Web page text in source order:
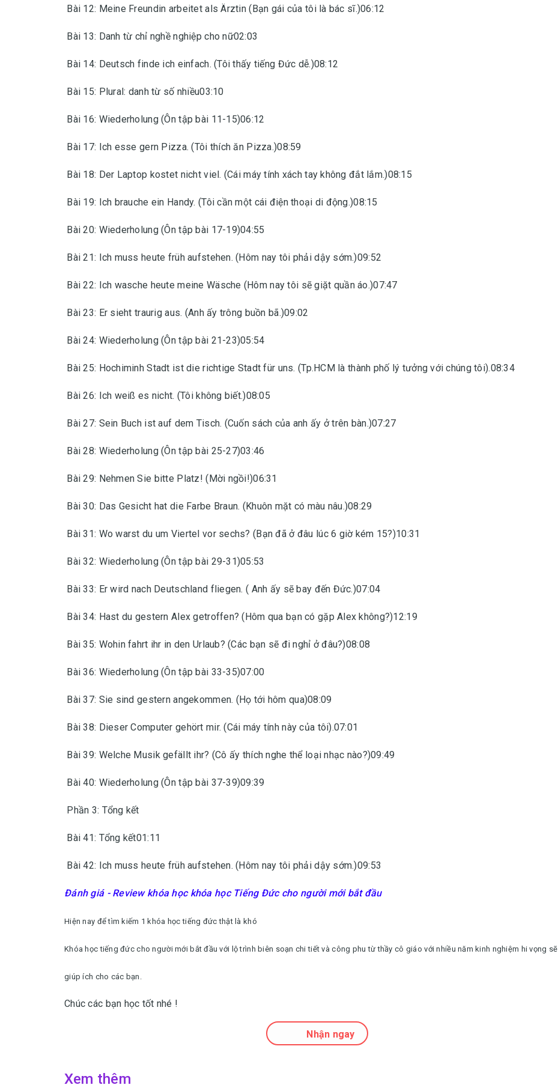
Bài 12: Meine Freundin arbeitet als Ärztin (Bạn gái của tôi là bác sĩ.)06:12
Bài 13: Danh từ chỉ nghề nghiệp cho nữ02:03
Bài 14: Deutsch finde ich einfach. (Tôi thấy tiếng Đức dễ.)08:12
Bài 15: Plural: danh từ số nhiều03:10
Bài 16: Wiederholung (Ôn tập bài 11-15)06:12
Bài 17: Ich esse gern Pizza. (Tôi thích ăn Pizza.)08:59
Bài 18: Der Laptop kostet nicht viel. (Cái máy tính xách tay không đắt lắm.)08:15
Bài 19: Ich brauche ein Handy. (Tôi cần một cái điện thoại di động.)08:15
Bài 20: Wiederholung (Ôn tập bài 17-19)04:55
Bài 21: Ich muss heute früh aufstehen. (Hôm nay tôi phải dậy sớm.)09:52
Bài 22: Ich wasche heute meine Wäsche (Hôm nay tôi sẽ giặt quần áo.)07:47
Bài 23: Er sieht traurig aus. (Anh ấy trông buồn bã.)09:02
Bài 24: Wiederholung (Ôn tập bài 21-23)05:54
Bài 25: Hochiminh Stadt ist die richtige Stadt für uns. (Tp.HCM là thành phố lý tưởng với chúng tôi).08:34
Bài 26: Ich weiß es nicht. (Tôi không biết.)08:05
Bài 27: Sein Buch ist auf dem Tisch. (Cuốn sách của anh ấy ở trên bàn.)07:27
Bài 28: Wiederholung (Ôn tập bài 25-27)03:46
Bài 29: Nehmen Sie bitte Platz! (Mời ngồi!)06:31
Bài 30: Das Gesicht hat die Farbe Braun. (Khuôn mặt có màu nâu.)08:29
Bài 31: Wo warst du um Viertel vor sechs? (Bạn đã ở đâu lúc 6 giờ kém 15?)10:31
Bài 32: Wiederholung (Ôn tập bài 29-31)05:53
Bài 33: Er wird nach Deutschland fliegen. ( Anh ấy sẽ bay đến Đức.)07:04
Bài 34: Hast du gestern Alex getroffen? (Hôm qua bạn có gặp Alex không?)12:19
Bài 35: Wohin fahrt ihr in den Urlaub? (Các bạn sẽ đi nghỉ ở đâu?)08:08
Bài 36: Wiederholung (Ôn tập bài 33-35)07:00
Bài 37: Sie sind gestern angekommen. (Họ tới hôm qua)08:09
Bài 38: Dieser Computer gehört mir. (Cái máy tính này của tôi).07:01
Bài 39: Welche Musik gefällt ihr? (Cô ấy thích nghe thể loại nhạc nào?)09:49
Bài 40: Wiederholung (Ôn tập bài 37-39)09:39
Phần 3: Tổng kết
Bài 41: Tổng kết01:11
Bài 42: Ich muss heute früh aufstehen. (Hôm nay tôi phải dậy sớm.)09:53
Đánh giá - Review khóa học khóa học Tiếng Đức cho người mới bắt đầu
Hiện nay để tìm kiếm 1 khóa học tiếng đức thật là khó
Khóa học tiếng đức cho người mới bắt đầu với lộ trình biên soạn chi tiết và công phu từ thầy cô giáo với nhiều năm kinh nghiệm hi vọng sẽ
giúp ích cho các bạn.
Chúc các bạn học tốt nhé !
Nhận ngay
Xem thêm